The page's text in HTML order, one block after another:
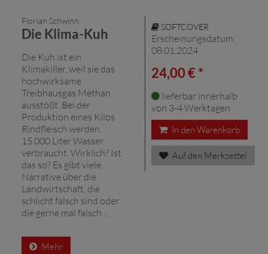
Florian Schwinn
Die Klima-Kuh
Die Kuh ist ein
Klimakiller, weil sie das
hochwirksame
Treibhausgas Methan
ausstößt. Bei der
Produktion eines Kilos
Rindfleisch werden
15.000 Liter Wasser
verbraucht. Wirklich? Ist
das so? Es gibt viele
Narrative über die
Landwirtschaft, die
schlicht falsch sind oder
die gerne mal falsch ...
Mehr
SOFTCOVER
Erscheinungsdatum:
08.01.2024
24,00 € *
lieferbar innerhalb
von 3-4 Werktagen
In den Warenkorb
Auf den Merkzettel